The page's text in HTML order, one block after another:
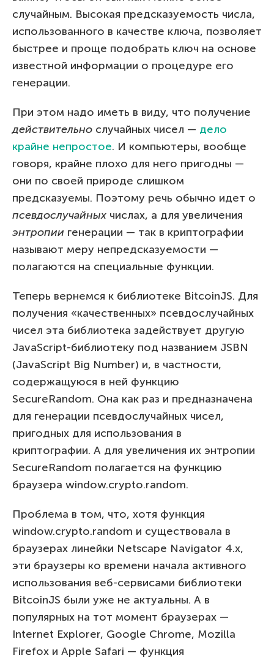
случайным. Высокая предсказуемость числа,
использованного в качестве ключа, позволяет
быстрее и проще подобрать ключ на основе
известной информации о процедуре его
генерации.
При этом надо иметь в виду, что получение
действительно случайных чисел — дело
крайне непростое. И компьютеры, вообще
говоря, крайне плохо для него пригодны —
они по своей природе слишком
предсказуемы. Поэтому речь обычно идет о
псевдослучайных числах, а для увеличения
энтропии генерации — так в криптографии
называют меру непредсказуемости —
полагаются на специальные функции.
Теперь вернемся к библиотеке BitcoinJS. Для
получения «качественных» псевдослучайных
чисел эта библиотека задействует другую
JavaScript-библиотеку под названием JSBN
(JavaScript Big Number) и, в частности,
содержащуюся в ней функцию
SecureRandom. Она как раз и предназначена
для генерации псевдослучайных чисел,
пригодных для использования в
криптографии. А для увеличения их энтропии
SecureRandom полагается на функцию
браузера window.crypto.random.
Проблема в том, что, хотя функция
window.crypto.random и существовала в
браузерах линейки Netscape Navigator 4.x,
эти браузеры ко времени начала активного
использования веб-сервисами библиотеки
BitcoinJS были уже не актуальны. А в
популярных на тот момент браузерах —
Internet Explorer, Google Chrome, Mozilla
Firefox и Apple Safari — функция